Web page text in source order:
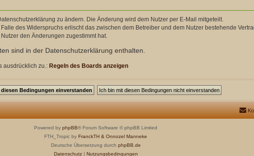
zu ändern. Die Änderung wird dem Nutzer per E-Mail mitgeteilt.
des Widerspruchs erlischt das zwischen dem Betreiber und dem Nutzer bestehende
den Änderungen zugestimmt hat.
sind in der Datenschutzerklärung enthalten.
ausdrücklich zu.: Regeln des Boards anzeigen
Powered by phpBB® Forum Software © phpBB Limited
FTH_Tropic by FranckTH & Onnozel Manneke
Deutsche Übersetzung durch phpBB.de
Datenschutz| Nutzungsbedingungen